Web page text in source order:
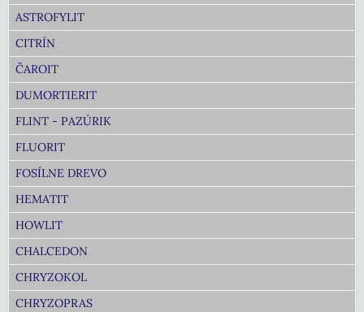
ASTROFYLIT
CITRÍN
ČAROIT
DUMORTIERIT
FLINT - PAZÚRIK
FLUORIT
FOSÍLNE DREVO
HEMATIT
HOWLIT
CHALCEDON
CHRYZOKOL
CHRYZOPRAS